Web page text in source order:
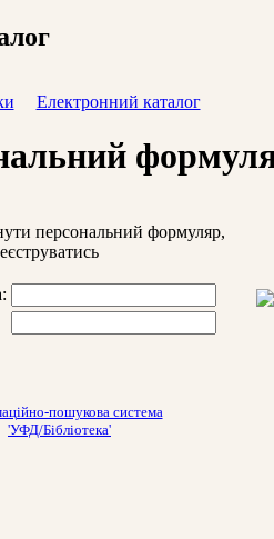
Електронний каталог
персональний формуляр,
пошукова система
'УФД/Бібліотека'